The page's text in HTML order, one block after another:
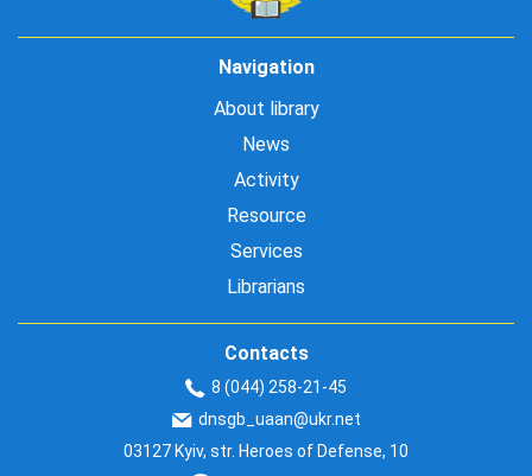
Navigation
About library
News
Activity
Resource
Services
Librarians
Contacts
8 (044) 258-21-45
dnsgb_uaan@ukr.net
03127 Kyiv, str. Heroes of Defense, 10